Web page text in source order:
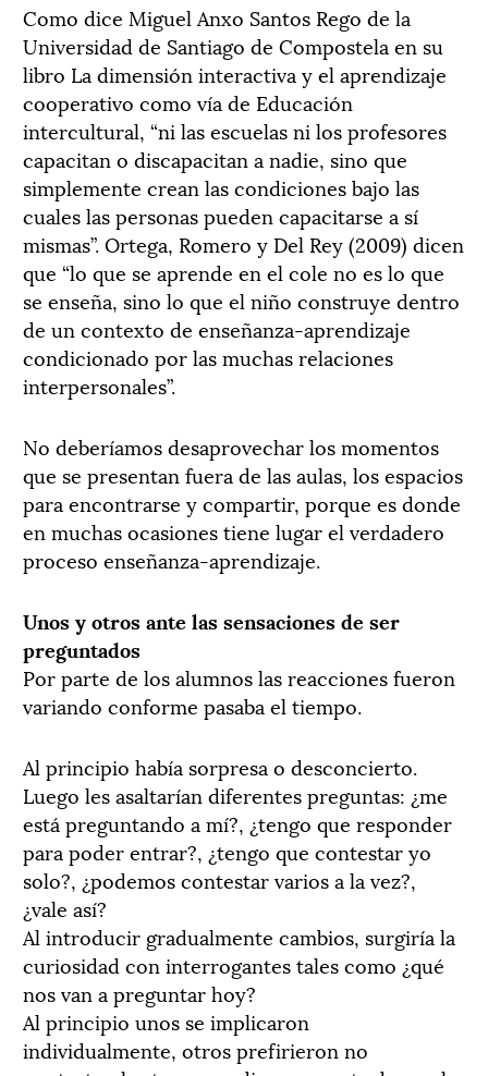
Como dice Miguel Anxo Santos Rego de la
Universidad de Santiago de Compostela en su
libro La dimensión interactiva y el aprendizaje
cooperativo como vía de Educación
intercultural, “ni las escuelas ni los profesores
capacitan o discapacitan a nadie, sino que
simplemente crean las condiciones bajo las
cuales las personas pueden capacitarse a sí
mismas”. Ortega, Romero y Del Rey (2009) dicen
que “lo que se aprende en el cole no es lo que
se enseña, sino lo que el niño construye dentro
de un contexto de enseñanza-aprendizaje
condicionado por las muchas relaciones
interpersonales”.
No deberíamos desaprovechar los momentos
que se presentan fuera de las aulas, los espacios
para encontrarse y compartir, porque es donde
en muchas ocasiones tiene lugar el verdadero
proceso enseñanza-aprendizaje.
Unos y otros ante las sensaciones de ser
preguntados
Por parte de los alumnos las reacciones fueron
variando conforme pasaba el tiempo.
Al principio había sorpresa o desconcierto.
Luego les asaltarían diferentes preguntas: ¿me
está preguntando a mí?, ¿tengo que responder
para poder entrar?, ¿tengo que contestar yo
solo?, ¿podemos contestar varios a la vez?,
¿vale así?
Al introducir gradualmente cambios, surgiría la
curiosidad con interrogantes tales como ¿qué
nos van a preguntar hoy?
Al principio unos se implicaron
individualmente, otros prefirieron no